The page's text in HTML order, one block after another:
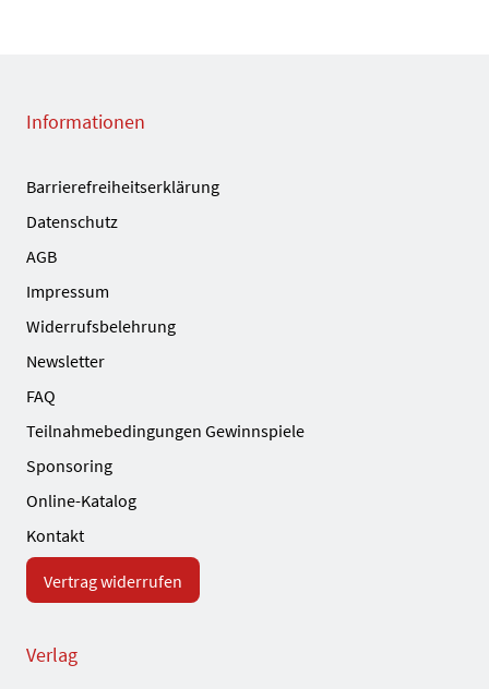
Informationen
Barrierefreiheitserklärung
Datenschutz
AGB
Impressum
Widerrufsbelehrung
Newsletter
FAQ
Teilnahmebedingungen Gewinnspiele
Sponsoring
Online-Katalog
Kontakt
Vertrag widerrufen
Verlag